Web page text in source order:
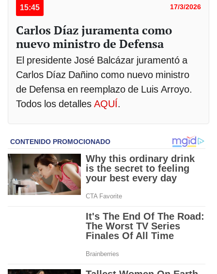
15:45 17/3/2026
Carlos Díaz juramenta como
nuevo ministro de Defensa
El presidente José Balcázar juramentó a
Carlos Díaz Dañino como nuevo ministro
de Defensa en reemplazo de Luis Arroyo.
Todos los detalles AQUÍ.